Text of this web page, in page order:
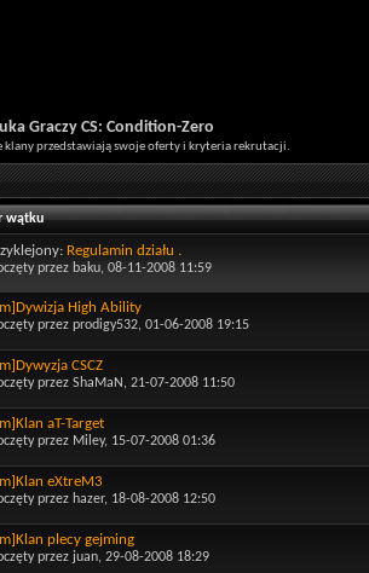
Graczy CS: Condition-Zero
klany przedstawiają swoje oferty i kryteria rekrutacji.
wątku
Regulamin działu .
przez baku, 08-11-2008 11:59
High Ability
przez prodigy532, 01-06-2008 19:15
CSCZ
przez ShaMaN , 21-07-2008 11:50
aT-Target
przez Miley, 15-07-2008 01:36
eXtreM3
przez hazer, 18-08-2008 12:50
plecy gejming
przez juan, 29-08-2008 18:29